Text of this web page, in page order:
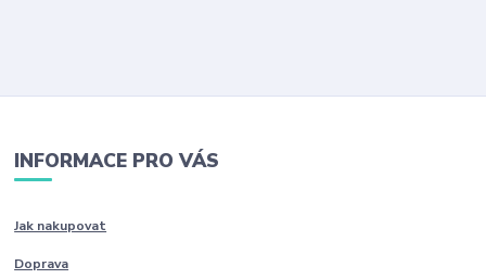
INFORMACE PRO VÁS
Jak nakupovat
Doprava